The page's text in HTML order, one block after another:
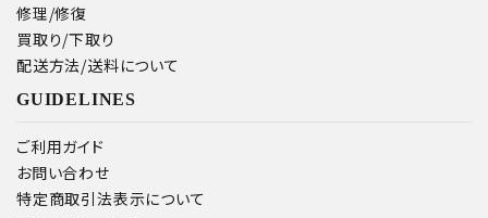
修理/修復
買取り/下取り
配送方法/送料について
GUIDELINES
ご利用ガイド
お問い合わせ
特定商取引法表示について